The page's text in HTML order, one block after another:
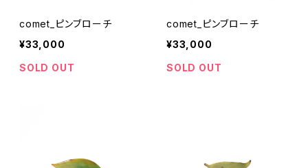
comet_ピンブローチ
¥33,000
SOLD OUT
comet_ピンブローチ
¥33,000
SOLD OUT